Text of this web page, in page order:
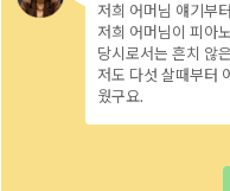
저희 어머님 얘기부
저희 어머님이 피아
당시로서는 흔치 않
저도 다섯 살때부터
웠구요.